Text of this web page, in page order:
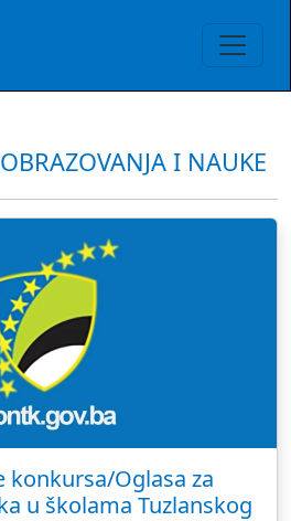
I NAUKE
konkursa/Oglasa za
u školama Tuzlanskog